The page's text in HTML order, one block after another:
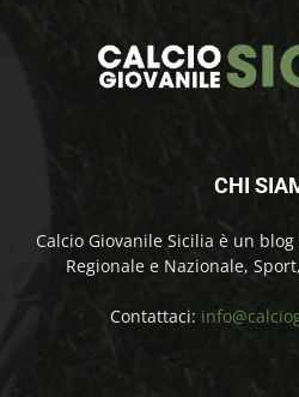
CHI
Calcio Giovanile Sicilia è un
Regionale e Nazionale,
Contattaci: